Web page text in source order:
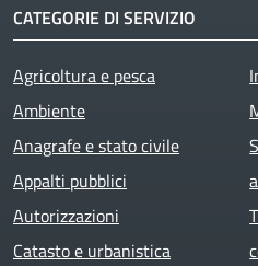
CATEGORIE DI SERVIZIO
Agricoltura e pesca
Ambiente
Anagrafe e stato civile
Appalti pubblici
Autorizzazioni
Catasto e urbanistica